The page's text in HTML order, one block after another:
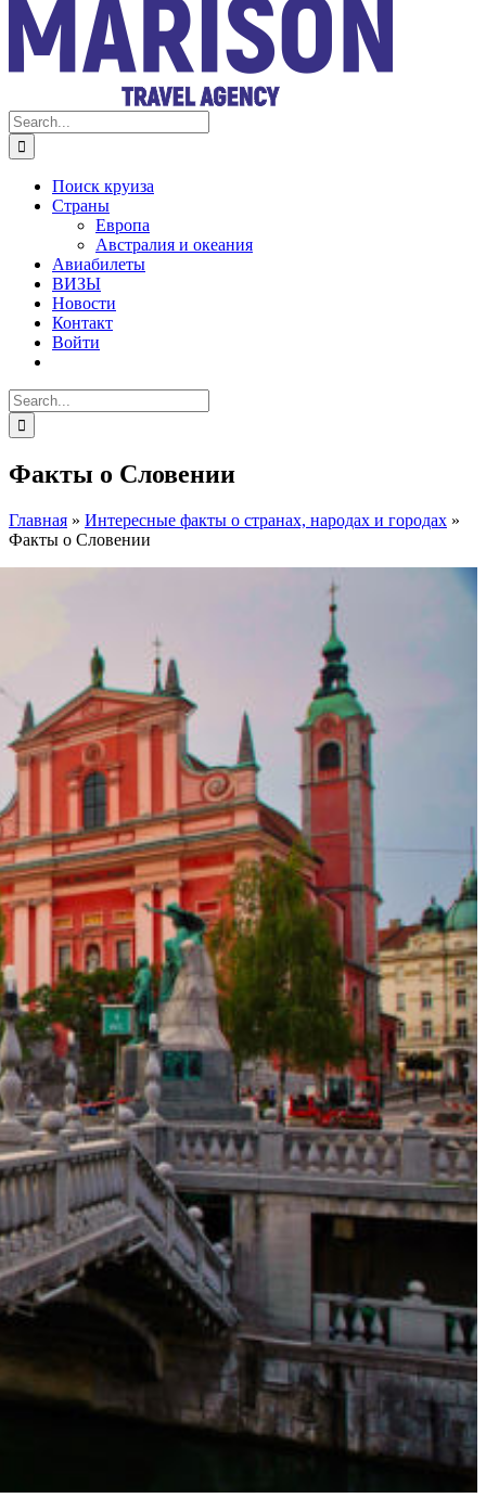
Search
for:
Поиск круиза
Страны
Европа
Австралия и океания
Авиабилеты
ВИЗЫ
Новости
Контакт
Войти
Search
for:
Факты о Словении
Главная » Интересные факты о странах, народах и городах »
Факты о Словении